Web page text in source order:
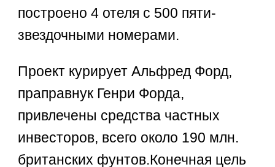
построено 4 отеля с 500 пяти-
звездочными номерами.
Проект курирует Альфред Форд,
праправнук Генри Форда,
привлечены средства частных
инвесторов, всего около 190 млн.
британских фунтов.Конечная цель